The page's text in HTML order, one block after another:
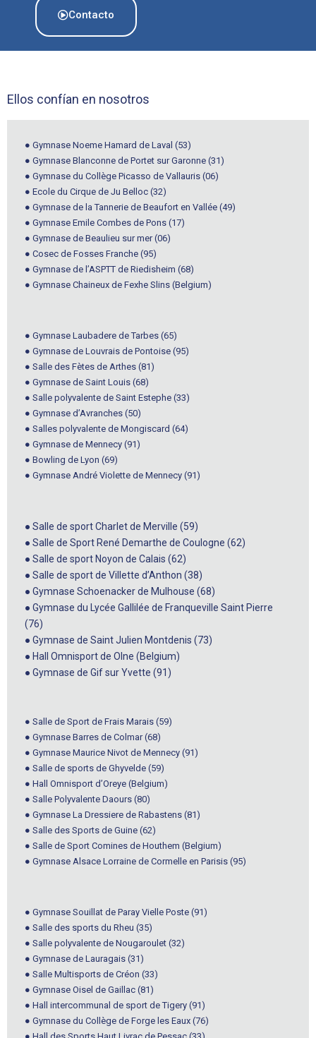
Contacto
Ellos confían en nosotros
● Gymnase Noeme Hamard de Laval (53)
● Gymnase Blanconne de Portet sur Garonne (31)
● Gymnase du Collège Picasso de Vallauris (06)
● Ecole du Cirque de Ju Belloc (32)
● Gymnase de la Tannerie de Beaufort en Vallée (49)
● Gymnase Emile Combes de Pons (17)
● Gymnase de Beaulieu sur mer (06)
● Cosec de Fosses Franche (95)
● Gymnase de l’ASPTT de Riedisheim (68)
● Gymnase Chaineux de Fexhe Slins (Belgium)
● Gymnase Laubadere de Tarbes (65)
● Gymnase de Louvrais de Pontoise (95)
● Salle des Fètes de Arthes (81)
● Gymnase de Saint Louis (68)
● Salle polyvalente de Saint Estephe (33)
● Gymnase d’Avranches (50)
● Salles polyvalente de Mongiscard (64)
● Gymnase de Mennecy (91)
● Bowling de Lyon (69)
● Gymnase André Violette de Mennecy (91)
● Salle de sport Charlet de Merville (59)
● Salle de Sport René Demarthe de Coulogne (62)
● Salle de sport Noyon de Calais (62)
● Salle de sport de Villette d’Anthon (38)
● Gymnase Schoenacker de Mulhouse (68)
● Gymnase du Lycée Gallilée de Franqueville Saint Pierre
(76)
● Gymnase de Saint Julien Montdenis (73)
● Hall Omnisport de Olne (Belgium)
● Gymnase de Gif sur Yvette (91)
● Salle de Sport de Frais Marais (59)
● Gymnase Barres de Colmar (68)
● Gymnase Maurice Nivot de Mennecy (91)
● Salle de sports de Ghyvelde (59)
● Hall Omnisport d’Oreye (Belgium)
● Salle Polyvalente Daours (80)
● Gymnase La Dressiere de Rabastens (81)
● Salle des Sports de Guine (62)
● Salle de Sport Comines de Houthem (Belgium)
● Gymnase Alsace Lorraine de Cormelle en Parisis (95)
● Gymnase Souillat de Paray Vielle Poste (91)
● Salle des sports du Rheu (35)
● Salle polyvalente de Nougaroulet (32)
● Gymnase de Lauragais (31)
● Salle Multisports de Créon (33)
● Gymnase Oisel de Gaillac (81)
● Hall intercommunal de sport de Tigery (91)
● Gymnase du Collège de Forge les Eaux (76)